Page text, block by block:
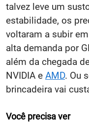
talvez leve um
estabilidade, os
voltaram a subir
alta demanda por
além da chegada
NVIDIA e AMD. Ou
brincadeira vai
Você precisa ver